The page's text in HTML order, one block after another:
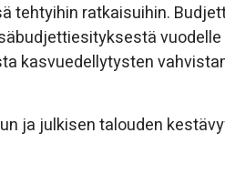
tehtyihin ratkaisuihin.
vuodelle
kasvuedellytysten
ja julkisen talouden